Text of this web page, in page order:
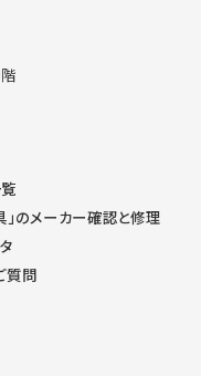
」のメーカー確認と修理
質問